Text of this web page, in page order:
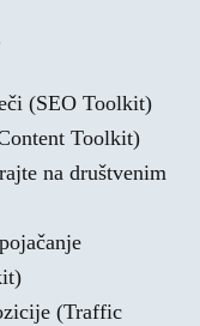
(SEO Toolkit)
Toolkit)
na društvenim
(Traffic